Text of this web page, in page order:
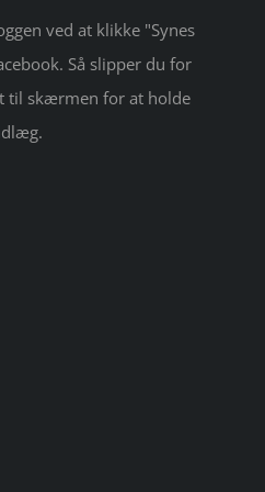
ved at klikke "Synes
Så slipper du for
til skærmen for at holde